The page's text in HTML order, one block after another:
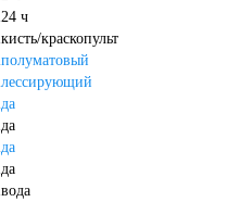
24 ч
кисть/краскопульт
полуматовый
лессирующий
да
да
да
да
вода